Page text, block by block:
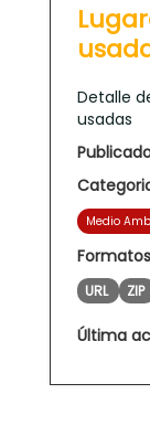
Detalle
usadas
Medio
URL ZIP
Última